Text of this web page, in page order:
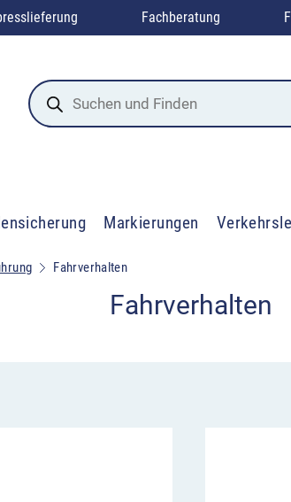
Fachberatung
Products
search
Markierungen
Fahrverhalten
Fahrverhalten